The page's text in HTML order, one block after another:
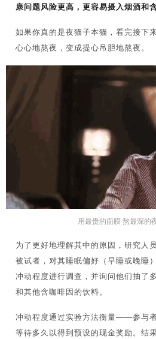
康问题风险更高，更容易摄入烟酒和
如果你真的是夜猫子本猫，看完接下
心心地熬夜，变成提心吊胆地熬夜。
用最贵的面膜 熬最深的
为了更好地理解其中的原因，研究人
被试者，对其睡眠偏好（早睡或晚睡
冲动程度进行调查，并询问他们抽了
和其他含咖啡因的饮料。
冲动程度通过实验方法衡量——参与
等待多久以得到预设的现金奖励。结